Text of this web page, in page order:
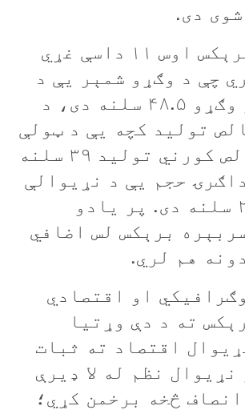
دی.
پراخ شوی برېکس اوس ۱۱ داسې غړي
چې د وګړو شمېر یې د
نړۍ د ټولو وګړو ۴۸.۵ سلنه دی، د
توليد کچه یې د ټولې
نړۍ د ناخالص کورني توليد ۳۹ سلنه
حجم یې د نړيوالې
سوداګرۍ ۲۴ سلنه دی. پر يادو
برېکس لس اضافي
هم لري.
او اقتصادي
ته د دې وړتيا
اقتصاد ته ثبات
نظم له لا ډيرې
څخه برخمن کړي؛